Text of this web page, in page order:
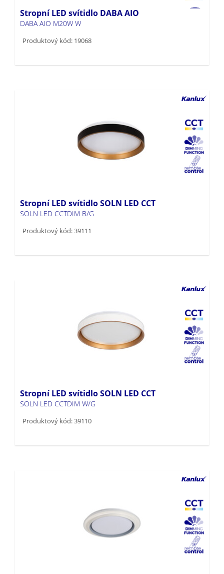
Stropní LED svítidlo DABA AIO
DABA AIO M20W W
Produktový kód: 19068
Stropní LED svítidlo SOLN LED CCT
SOLN LED CCTDIM B/G
Produktový kód: 39111
Stropní LED svítidlo SOLN LED CCT
SOLN LED CCTDIM W/G
Produktový kód: 39110